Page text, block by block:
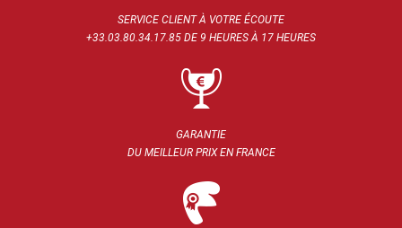
SERVICE CLIENT À VOTRE ÉCOUTE
+33.03.80.34.17.85 DE 9 HEURES À 17 HEURES
GARANTIE
DU MEILLEUR PRIX EN FRANCE